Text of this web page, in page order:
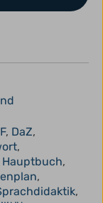
, DaZ,
,
Hauptbuch,
,
,